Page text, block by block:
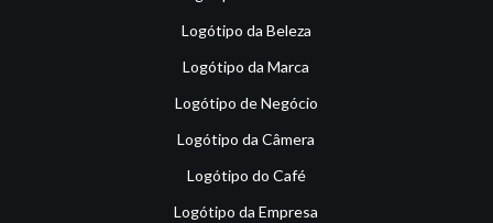
Logótipo da Beleza
Logótipo da Marca
Logótipo de Negócio
Logótipo da Câmera
Logótipo do Café
Logótipo da Empresa